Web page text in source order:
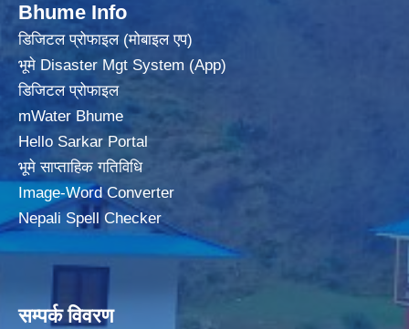
Bhume Info
डिजिटल प्रोफाइल (मोबाइल एप)
भूमे Disaster Mgt System (App)
डिजिटल प्रोफाइल
mWater Bhume
Hello Sarkar Portal
भूमे साप्ताहिक गतिविधि
Image-Word Converter
Nepali Spell Checker
सम्पर्क विवरण